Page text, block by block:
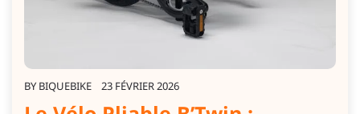
BY BIQUEBIKE 23 FÉVRIER 2026